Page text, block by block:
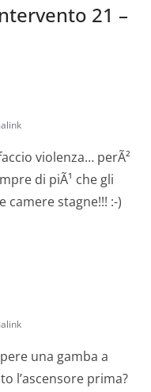
21 –
violenza… perÃ²
di piÃ¹ che gli
camere stagne!!! :-)
una gamba a
l’ascensore prima?